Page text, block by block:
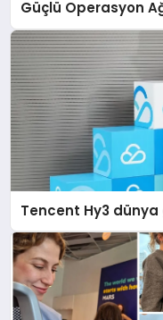
Güçlü Operasyon
Tencent Hy3